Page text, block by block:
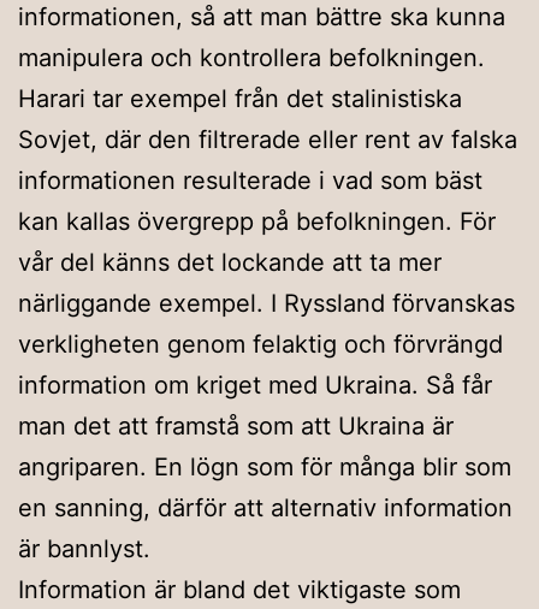
informationen, så att man bättre ska kunna
manipulera och kontrollera befolkningen.
Harari tar exempel från det stalinistiska
Sovjet, där den filtrerade eller rent av falska
informationen resulterade i vad som bäst
kan kallas övergrepp på befolkningen. För
vår del känns det lockande att ta mer
närliggande exempel. I Ryssland förvanskas
verkligheten genom felaktig och förvrängd
information om kriget med Ukraina. Så får
man det att framstå som att Ukraina är
angriparen. En lögn som för många blir som
en sanning, därför att alternativ information
är bannlyst.
Information är bland det viktigaste som